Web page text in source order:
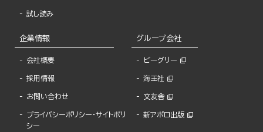
試し読み
企業情報
会社概要
採用情報
お問い合わせ
プライバシーポリシー・サイトポリ
シー
グループ会社
ビーグリー
海王社
文友舎
新アポロ出版